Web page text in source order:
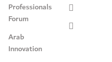
Professionals
Forum
Arab
Innovation